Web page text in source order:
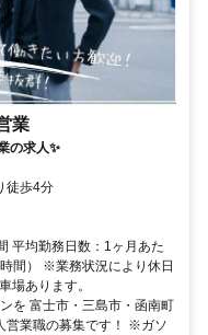
業
の求人✨
徒歩4分
平均勤務日数：1ヶ月あた
間） ※業務状況により休日
場あります。
を 富士市・三島市・函南町
営業職の募集です！ ※ガソ